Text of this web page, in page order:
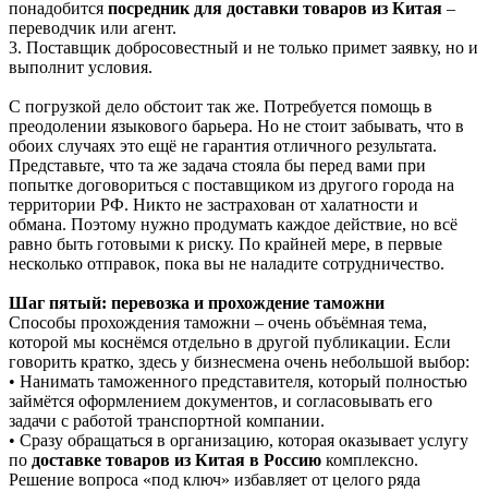
понадобится посредник для доставки товаров из Китая –
переводчик или агент.
3. Поставщик добросовестный и не только примет заявку, но и
выполнит условия.
С погрузкой дело обстоит так же. Потребуется помощь в
преодолении языкового барьера. Но не стоит забывать, что в
обоих случаях это ещё не гарантия отличного результата.
Представьте, что та же задача стояла бы перед вами при
попытке договориться с поставщиком из другого города на
территории РФ. Никто не застрахован от халатности и
обмана. Поэтому нужно продумать каждое действие, но всё
равно быть готовыми к риску. По крайней мере, в первые
несколько отправок, пока вы не наладите сотрудничество.
Шаг пятый: перевозка и прохождение таможни
Способы прохождения таможни – очень объёмная тема,
которой мы коснёмся отдельно в другой публикации. Если
говорить кратко, здесь у бизнесмена очень небольшой выбор:
• Нанимать таможенного представителя, который полностью
займётся оформлением документов, и согласовывать его
задачи с работой транспортной компании.
• Сразу обращаться в организацию, которая оказывает услугу
по доставке товаров из Китая в Россию комплексно.
Решение вопроса «под ключ» избавляет от целого ряда